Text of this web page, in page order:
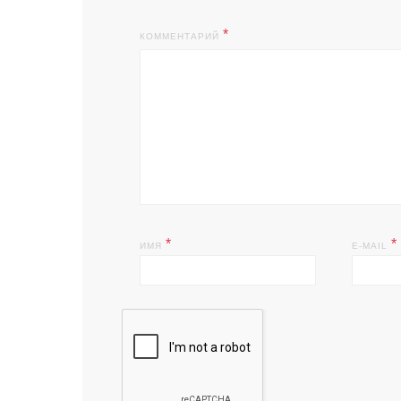
КОММЕНТАРИЙ
ИМЯ * E-MAIL *